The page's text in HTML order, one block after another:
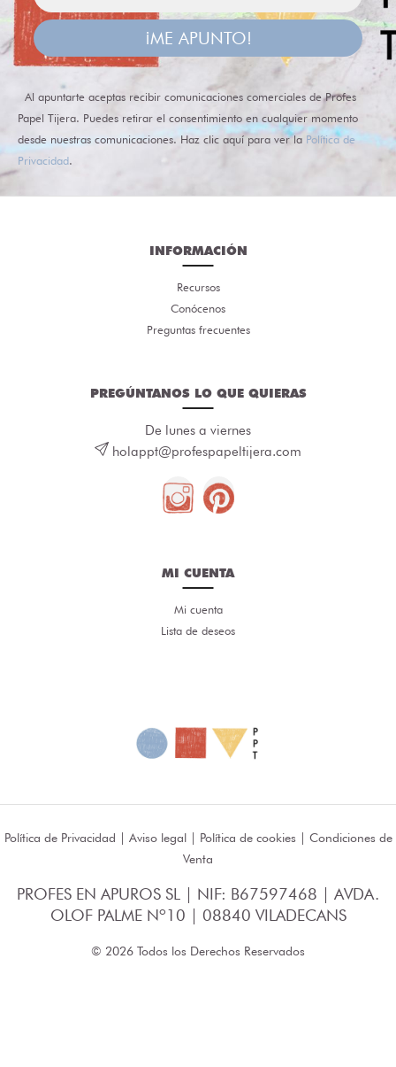
¡ME APUNTO!
Al apuntarte aceptas recibir comunicaciones comerciales de Profes
Papel Tijera. Puedes retirar el consentimiento en cualquier momento
desde nuestras comunicaciones. Haz clic aquí para ver la Política de
Privacidad.
INFORMACIÓN
Recursos
Conócenos
Preguntas frecuentes
PREGÚNTANOS LO QUE QUIERAS
De lunes a viernes
holappt@profespapeltijera.com
MI CUENTA
Mi cuenta
Lista de deseos
Política de Privacidad | Aviso legal| Política de cookies | Condiciones de
Venta
PROFES EN APUROS SL | NIF: B67597468 | AVDA.
OLOF PALME Nº10 | 08840 VILADECANS
© 2026 Todos los Derechos Reservados